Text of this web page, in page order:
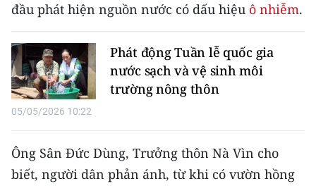
RADIO
MEDIA CENTER
E-Magazine
Video
Media Chính trị
Media Kinh tế
đầu phát hiện nguồn nước có dấu hiệu ô nhiễm.
Phát động Tuần lễ quốc gia
nước sạch và vệ sinh môi
trường nông thôn
05/05/2026 10:22
Ông Sân Đức Dùng, Trưởng thôn Nà Vìn cho
biết, người dân phản ánh, từ khi có vườn hồng